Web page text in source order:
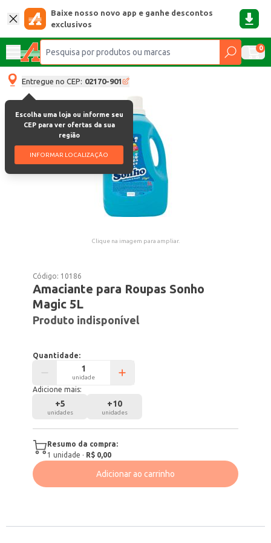
Baixe nosso novo app e ganhe descontos
exclusivos
0
Entregue no CEP: 02170-901
Escolha uma loja ou informe seu
CEP para ver ofertas da sua
região
INFORMAR LOCALIZAÇÃO
Clique na imagem para ampliar.
Código: 10186
Amaciante para Roupas Sonho
Magic 5L
Produto indisponível
Quantidade:
unidade
Adicione mais:
+5
unidades
+10
unidades
Resumo da compra:
1 unidade · R$ 0,00
Adicionar ao carrinho